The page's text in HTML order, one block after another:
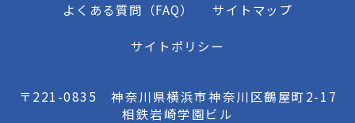
よくある質問（FAQ） サイトマップ
サイトポリシー
〒221-0835 神奈川県横浜市神奈川区鶴屋町2-17
相鉄岩崎学園ビル